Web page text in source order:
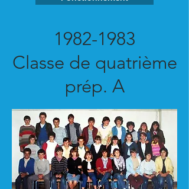
1982-1983
Classe de quatrième
prép. A